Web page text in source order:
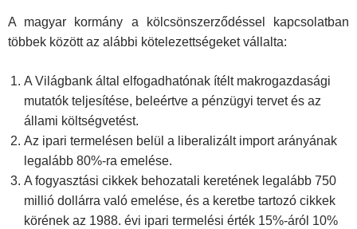
A magyar kormány a kölcsönszerződéssel kapcsolatban
többek között az alábbi kötelezettségeket vállalta:
A Világbank által elfogadhatónak ítélt makrogazdasági
mutatók teljesítése, beleértve a pénzügyi tervet és az
állami költségvetést.
Az ipari termelésen belül a liberalizált import arányának
legalább 80%-ra emelése.
A fogyasztási cikkek behozatali keretének legalább 750
millió dollárra való emelése, és a keretbe tartozó cikkek
körének az 1988. évi ipari termelési érték 15%-áról 10%